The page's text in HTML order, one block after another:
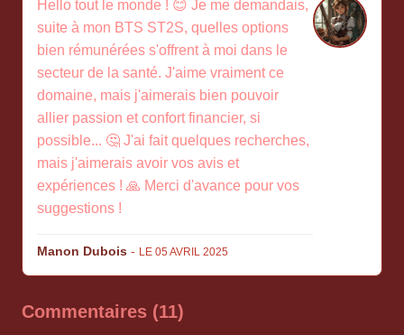
Hello tout le monde ! 😊 Je me demandais,
suite à mon BTS ST2S, quelles options
bien rémunérées s'offrent à moi dans le
secteur de la santé. J'aime vraiment ce
domaine, mais j'aimerais bien pouvoir
allier passion et confort financier, si
possible... 🤔 J'ai fait quelques recherches,
mais j'aimerais avoir vos avis et
expériences ! 🙏 Merci d'avance pour vos
suggestions !
Manon Dubois - LE 05 AVRIL 2025
Commentaires (11)